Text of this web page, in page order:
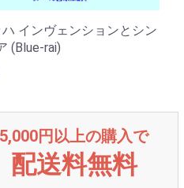
ハ インヴェンションとシン
(Blue-rai)
5,000円以上の購入で
配送料無料